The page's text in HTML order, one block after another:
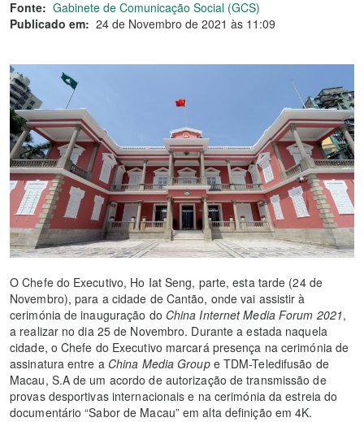
Fonte: Gabinete de Comunicação Social (GCS)
Publicado em: 24 de Novembro de 2021 às 11:09
O Chefe do Executivo, Ho Iat Seng, parte, esta tarde (24 de
Novembro), para a cidade de Cantão, onde vai assistir à
cerimónia de inauguração do China Internet Media Forum 2021,
a realizar no dia 25 de Novembro. Durante a estada naquela
cidade, o Chefe do Executivo marcará presença na cerimónia de
assinatura entre a China Media Groupe TDM-Teledifusão de
Macau, S.A de um acordo de autorização de transmissão de
provas desportivas internacionais e na cerimónia da estreia do
documentário “Sabor de Macau” em alta definição em 4K.